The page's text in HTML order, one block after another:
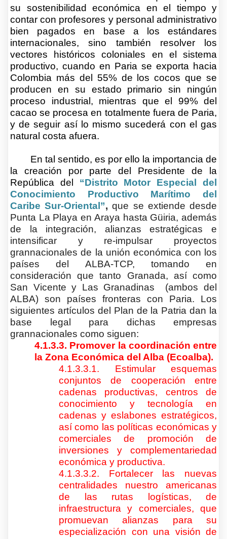
su sostenibilidad económica en el tiempo y
contar con profesores y personal administrativo
bien pagados en base a los estándares
internacionales, sino también resolver los
vectores históricos coloniales en el sistema
productivo, cuando en Paria se exporta hacia
Colombia más del 55% de los cocos que se
producen en su estado primario sin ningún
proceso industrial, mientras que el 99% del
cacao se procesa en totalmente fuera de Paria,
y de seguir así lo mismo sucederá con el gas
natural costa afuera.
En tal sentido, es por ello la importancia de
la creación por parte del Presidente de la
República del “Distrito Motor Especial del
Conocimiento Productivo Marítimo del
Caribe Sur-Oriental”,que se extiende desde
Punta La Playa en Araya hasta Güiria, además
de la integración, alianzas estratégicas e
intensificar y re-impulsar proyectos
grannacionales de la unión económica con los
países del ALBA-TCP, tomando en
consideración que tanto Granada, así como
San Vicente y Las Granadinas (ambos del
ALBA) son países fronteras con Paria. Los
siguientes artículos del Plan de la Patria dan la
base legal para dichas empresas
grannacionales como siguen:
4.1.3.3. Promover la coordinación entre
la Zona Económica del Alba (Ecoalba).
4.1.3.3.1. Estimular esquemas
conjuntos de cooperación entre
cadenas productivas, centros de
conocimiento y tecnología en
cadenas y eslabones estratégicos,
así como las políticas económicas y
comerciales de promoción de
inversiones y complementariedad
económica y productiva.
4.1.3.3.2. Fortalecer las nuevas
centralidades nuestro americanas
de las rutas logísticas, de
infraestructura y comerciales, que
promuevan alianzas para su
especialización con una visión de